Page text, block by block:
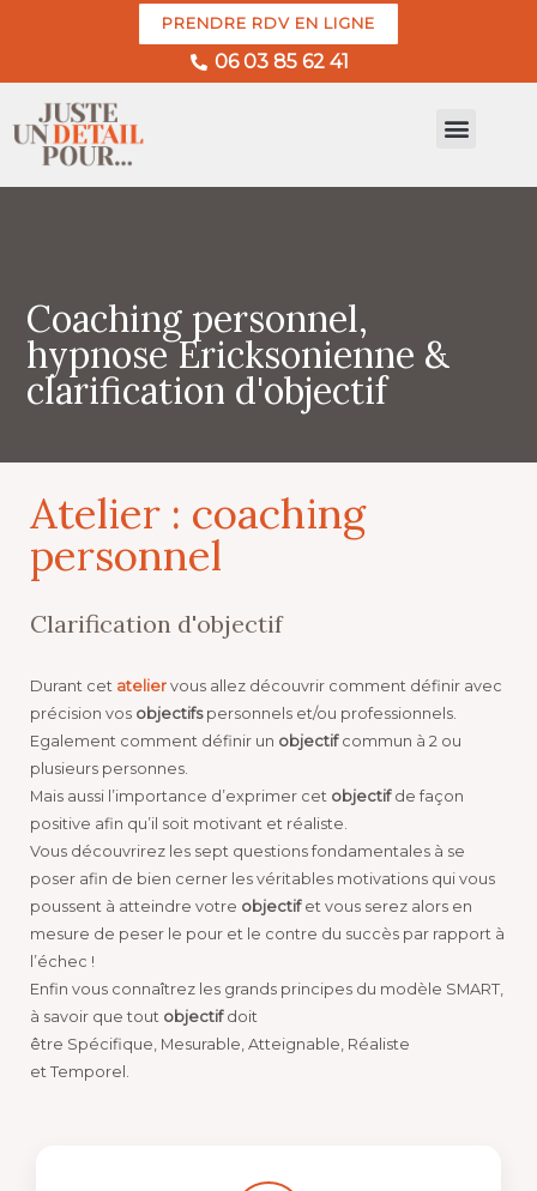
06 03 85 62 41
PRENDRE RDV EN LIGNE
Coaching personnel,
hypnose Ericksonienne &
clarification d'objectif
Atelier : coaching
personnel
Clarification d'objectif
Durant cet atelier vous allez découvrir comment définir avec
précision vos objectifspersonnels et/ou professionnels.
Egalement comment définir un objectifcommun à 2 ou
plusieurs personnes.
Mais aussi l’importance d’exprimer cet objectifde façon
positive afin qu’il soit motivant et réaliste.
Vous découvrirez les sept questions fondamentales à se
poser afin de bien cerner les véritables motivations qui vous
poussent à atteindre votre objectifet vous serez alors en
mesure de peser le pour et le contre du succès par rapport à
l’échec !
Enfin vous connaîtrez les grands principes du modèle SMART,
à savoir que tout objectifdoit
être Spécifique, Mesurable, Atteignable, Réaliste
et Temporel.